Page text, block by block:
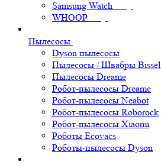
Samsung Watch
WHOOP
Пылесосы
Dyson пылесосы
Пылесосы / Швабры Bissel
Пылесосы Dreame
Робот-пылесосы Dreame
Робот-пылесосы Neabot
Робот-пылесосы Roborock
Робот-пылесосы Xiaomi
Роботы Ecovacs
Роботы-пылесосы Dyson